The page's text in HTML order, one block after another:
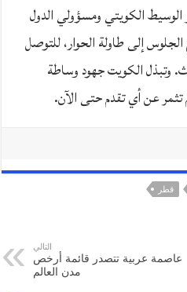
الوسيط الكويتي ومسؤولي الدول
الجلوس إلى طاولة الحوار، للتوصل
وتبذل الكويت جهود وساطة
تثمر عن أي تقدم حتى الآن.
قطر
التالي
عاصمة عربية تتصدر قائمة أرخص
مدن العالم